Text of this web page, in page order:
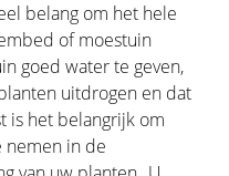
belang om het hele
of moestuin
goed water te geven,
uitdrogen en dat
is het belangrijk om
nemen in de